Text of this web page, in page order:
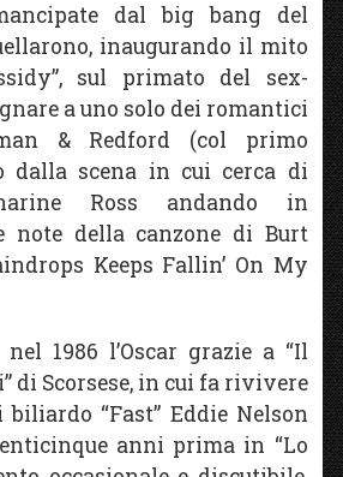
dal big bang del
inaugurando il mito
sul primato del sex-
a uno solo dei romantici
& Redford (col primo
dalla scena in cui cerca di
Ross andando in
note della canzone di Burt
Keeps Fallin’ On My
1986 l’Oscar grazie a “Il
di Scorsese, in cui fa rivivere
“Fast” Eddie Nelson
anni prima in “Lo